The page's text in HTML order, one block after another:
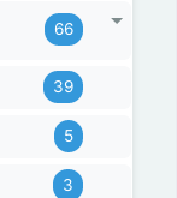
66
39
5
3